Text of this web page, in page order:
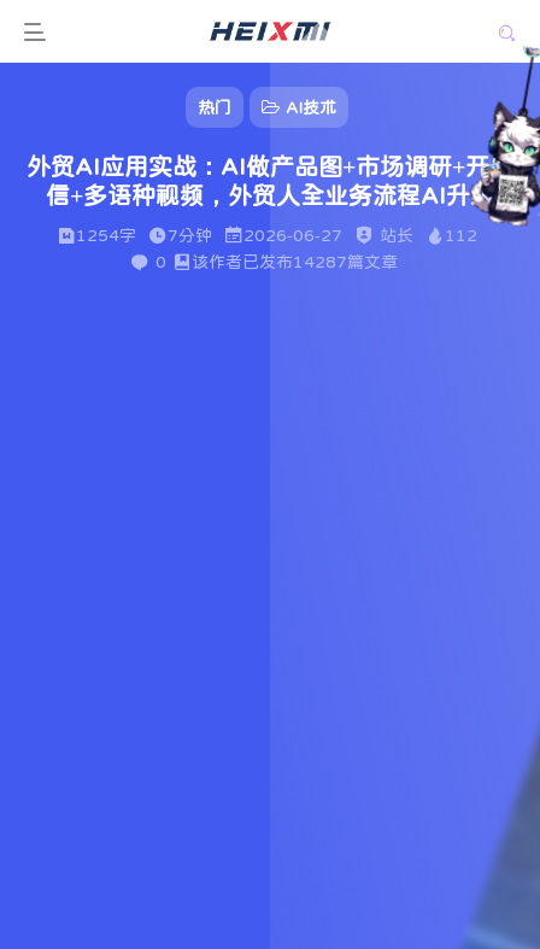
热门 AI技术
外贸AI应用实战：AI做产品图+市场调研+开发
信+多语种视频，外贸人全业务流程AI升级
1254字 7分钟 2026-06-27 站长
112
0
该作者已发布14287篇文章